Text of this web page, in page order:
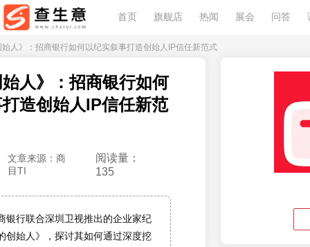
首页 旗舰店 热闻 展会 问答
人》：招商银行如何以纪实叙事打造创始人IP信任新范式
人》：招商银行如何
造创始人IP信任新范
文章来源：商
目TI
阅读量：
135
银行联合深圳卫视推出的企业家纪
创始人》，探讨其如何通过深度挖